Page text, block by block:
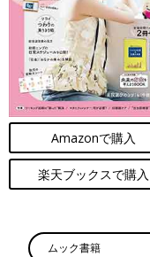
Amazonで購入
楽天ブックスで購入
ムック書籍